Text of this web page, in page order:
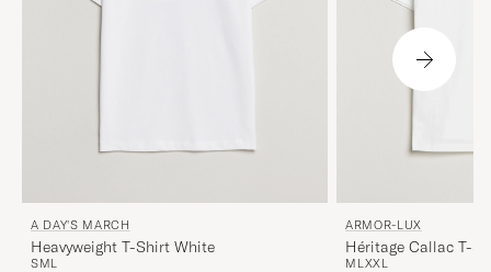
A DAY'S MARCH
Heavyweight T-Shirt White
SML
ARMOR-LUX
Héritage Callac T-
M L XXL